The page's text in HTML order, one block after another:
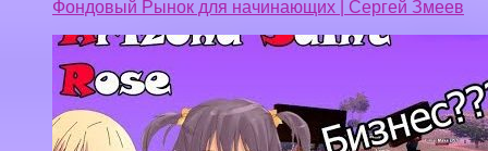
Фондовый Рынок для начинающих | Сергей Змеев